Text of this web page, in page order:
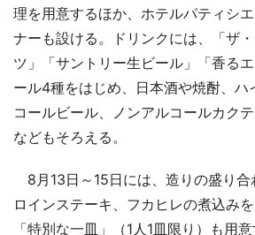
理を用意するほか、ホテルパティシ
ナーも設ける。ドリンクには、「ザ
ツ」「サントリー生ビール」「香る
ール4種をはじめ、日本酒や焼酎、ハ
コールビール、ノンアルコールカク
などもそろえる。
8月13日～15日には、造りの盛り合
ロインステーキ、フカヒレの煮込み
「特別な一皿」（1人1皿限り）も用意